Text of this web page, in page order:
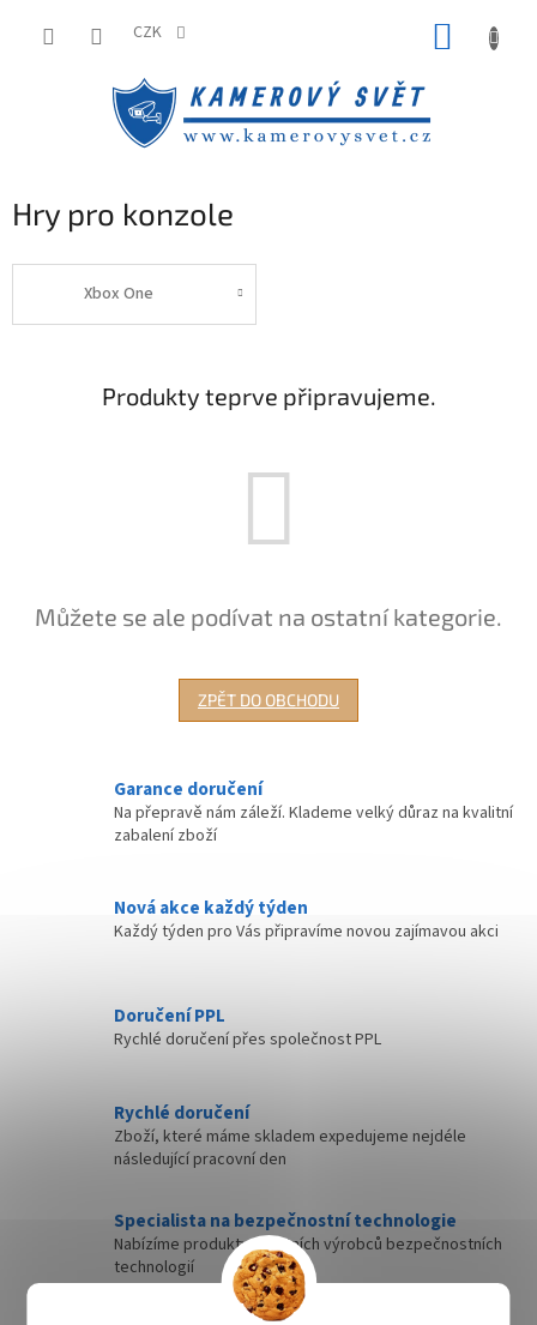
CZK
Hry pro konzole
Xbox One
Produkty teprve připravujeme.
Můžete se ale podívat na ostatní kategorie.
ZPĚT DO OBCHODU
Garance doručení
Na přepravě nám záleží. Klademe velký důraz na kvalitní
zabalení zboží
Nová akce každý týden
Každý týden pro Vás připravíme novou zajímavou akci
Doručení PPL
Rychlé doručení přes společnost PPL
Rychlé doručení
Zboží, které máme skladem expedujeme nejdéle
následující pracovní den
Specialista na bezpečnostní technologie
Nabízíme produkty kvalitních výrobců bezpečnostních
technologií